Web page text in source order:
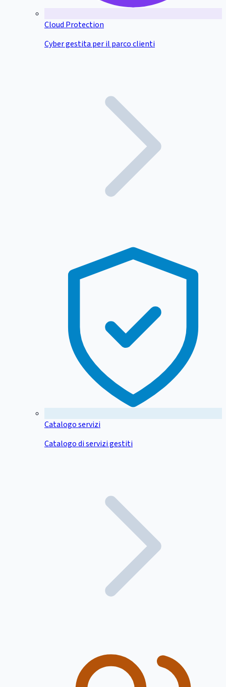
Cloud Protection
Cyber gestita per il parco clienti
Catalogo servizi
Catalogo di servizi gestiti